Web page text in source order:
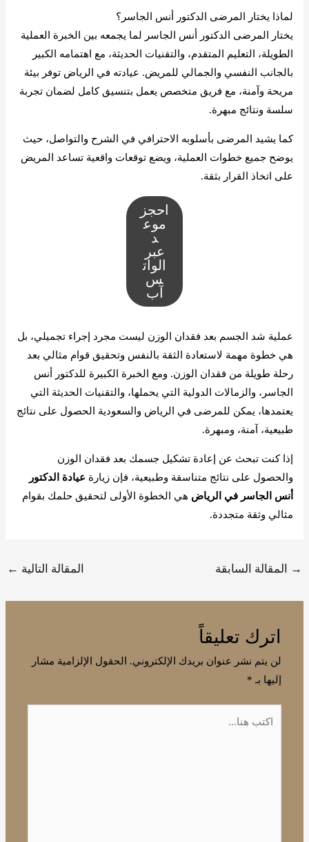
لماذا يختار المرضى الدكتور أنس الجاسر؟
يختار المرضى الدكتور أنس الجاسر لما يجمعه بين الخبرة العملية
الطويلة، التعليم المتقدم، والتقنيات الحديثة، مع اهتمامه الكبير
بالجانب النفسي والجمالي للمريض. عيادته في الرياض توفر بيئة
مريحة وآمنة، مع فريق متخصص يعمل بتنسيق كامل لضمان تجربة
سلسة ونتائج مبهرة.
كما يشيد المرضى بأسلوبه الاحترافي في الشرح والتواصل، حيث
يوضح جميع خطوات العملية، ويضع توقعات واقعية تساعد المريض
على اتخاذ القرار بثقة.
احجز
موع
د
عبر
الوات
س
آب
عملية شد الجسم بعد فقدان الوزن ليست مجرد إجراء تجميلي، بل
هي خطوة مهمة لاستعادة الثقة بالنفس وتحقيق قوام مثالي بعد
رحلة طويلة من فقدان الوزن. ومع الخبرة الكبيرة للدكتور أنس
الجاسر، والزمالات الدولية التي يحملها، والتقنيات الحديثة التي
يعتمدها، يمكن للمرضى في الرياض والسعودية الحصول على نتائج
طبيعية، آمنة، ومبهرة.
إذا كنت تبحث عن إعادة تشكيل جسمك بعد فقدان الوزن
والحصول على نتائج متناسقة وطبيعية، فإن زيارة عيادة الدكتور
أنس الجاسر في الرياض هي الخطوة الأولى لتحقيق حلمك بقوام
مثالي وثقة متجددة.
→ المقالة السابقة المقالة التالية ←
اترك تعليقاً
لن يتم نشر عنوان بريدك الإلكتروني.
الحقول الإلزامية مشار
إليها بـ *